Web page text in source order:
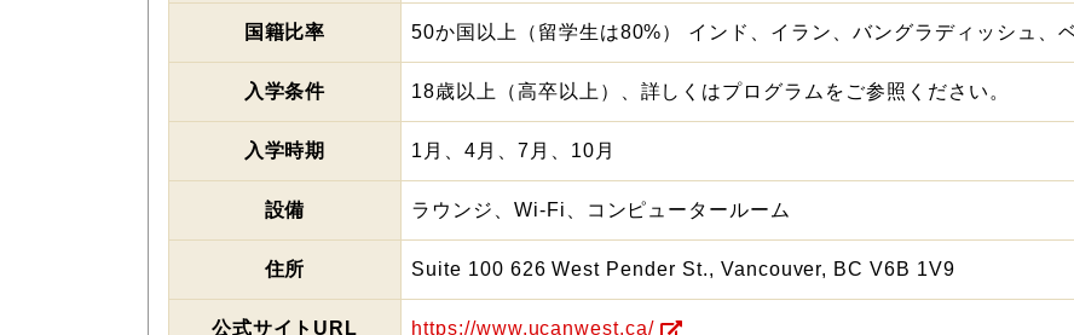
国籍比率 50か国以上（留学生は80%） インド、イラン、バングラディッシュ、
入学条件 18歳以上（高卒以上）、詳しくはプログラムをご参照ください。
入学時期 1月、4月、7月、10月
設備 ラウンジ、Wi-Fi、コンピュータールーム
住所 Suite 100 626 West Pender St., Vancouver, BC V6B 1V9
公式サイトURL https://www.ucanwest.ca/